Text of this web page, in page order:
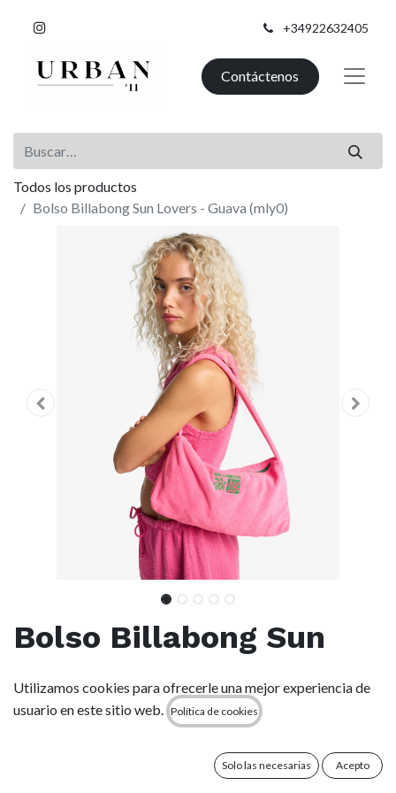
+34922632405
Contáctenos
Todos los productos
Bolso Billabong Sun Lovers - Guava (mly0)
Bolso Billabong Sun
Lovers - Guava (mly0)
(0 reseña)
Utilizamos cookies para ofrecerle una mejor experiencia de
usuario en este sitio web.
Política de cookies
Solo las necesarias Acepto